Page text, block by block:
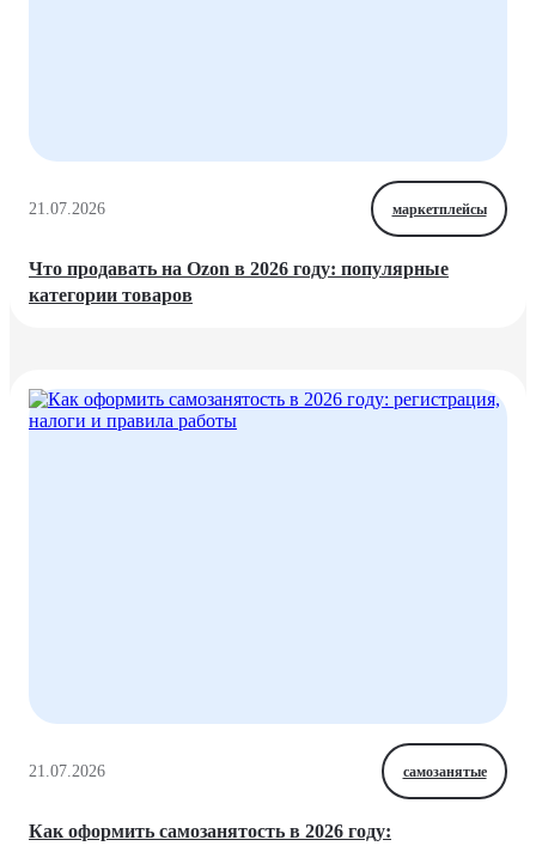
21.07.2026 маркетплейсы
Что продавать на Ozon в 2026 году: популярные
категории товаров
21.07.2026 самозанятые
Как оформить самозанятость в 2026 году: